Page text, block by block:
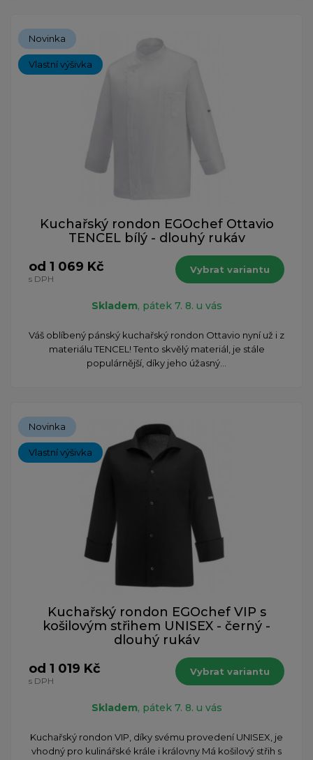
Novinka
Vlastní výšivka
Kuchařský rondon EGOchef Ottavio
TENCEL bílý - dlouhý rukáv
od 1 069 Kč
s DPH
Vybrat variantu
Skladem, pátek 7. 8. u vás
Váš oblíbený pánský kuchařský rondon Ottavio nyní už i z
materiálu TENCEL! Tento skvělý materiál, je stále
populárnější, díky jeho úžasný...
Novinka
Vlastní výšivka
Kuchařský rondon EGOchef VIP s
košilovým střihem UNISEX - černý -
dlouhý rukáv
od 1 019 Kč
s DPH
Vybrat variantu
Skladem, pátek 7. 8. u vás
​Kuchařský rondon VIP, díky svému provedení UNISEX, je
vhodný pro kulinářské krále i královny Má košilový střih s